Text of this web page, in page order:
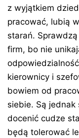
z wyjątkiem
pracować, lubią
starań.
firm, bo nie
kierownicy i
bowiem od
siebie. Są
docenić cudze
będą tolerować